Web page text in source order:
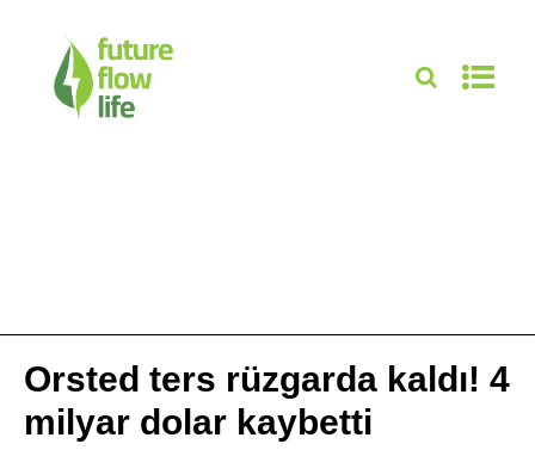
Orsted ters rüzgarda kaldı! 4
milyar dolar kaybetti